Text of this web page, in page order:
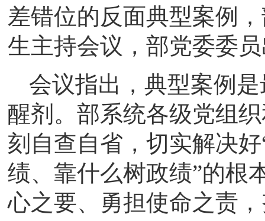
差错位的反面典型案例
生主持会议，部党委委
会议指出，典型案例
醒剂。部系统各级党组
刻自查自省，切实解决
绩、靠什么树政绩”的根
心之要、勇担使命之责